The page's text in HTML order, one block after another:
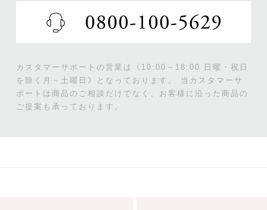
カスタマーサポートの営業は《10:00～18:00 日曜・祝日
を除く月～土曜日》となっております。
当カスタマーサ
ポートは商品のご相談だけでなく、お客様に沿った商品の
ご提案も承っております。